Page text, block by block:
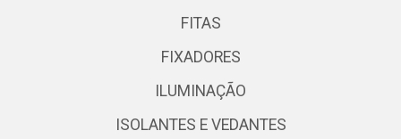
FITAS
FIXADORES
ILUMINAÇÃO
ISOLANTES E VEDANTES